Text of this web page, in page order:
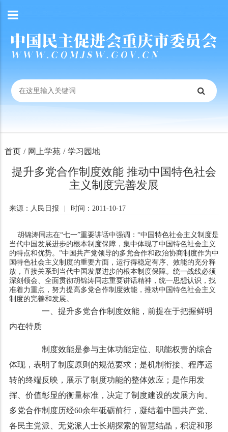
首页 / 网上学苑 / 学习园地
提升多党合作制度效能 推动中国特色社会
主义制度完善发展
来源：人民日报 时间：2011-10-17
胡锦涛同志在“七一”重要讲话中强调：“中国特色社会主义制度是
当代中国发展进步的根本制度保障，集中体现了中国特色社会主义
的特点和优势。”中国共产党领导的多党合作和政治协商制度作为中
国特色社会主义制度的重要方面，运行得稳定有序、效能的充分释
放，直接关系到当代中国发展进步的根本制度保障。统一战线必须
深刻领会、全面贯彻胡锦涛同志重要讲话精神，统一思想认识，找
准着力重点，努力提高多党合作制度效能，推动中国特色社会主义
制度的完善和发展。
一、提升多党合作制度效能，前提在于把握鲜明
内在特质
制度效能是参与主体功能定位、职能权责的综合
体现，表明了制度原则的规范要求；是机制衔接、程序运
转的终端反映，展示了制度功能的整体效应；是作用发
挥、价值彰显的衡量标准，决定了制度建设的发展方向。
多党合作制度历经60余年砥砺前行，凝结着中国共产党、
各民主党派、无党派人士长期探索的智慧结晶，积淀和形